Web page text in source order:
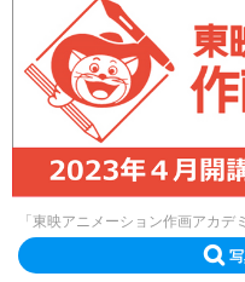
「東映アニメーション作画アカ